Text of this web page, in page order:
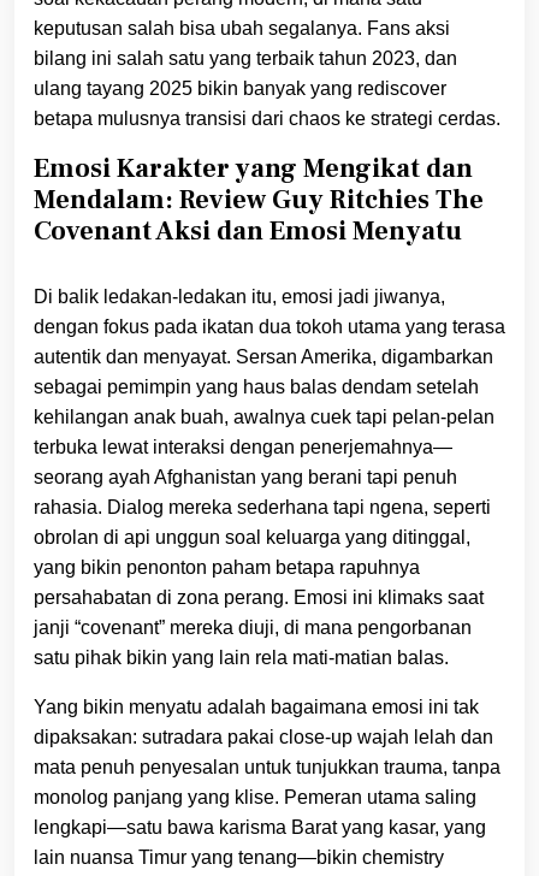
keputusan salah bisa ubah segalanya. Fans aksi
bilang ini salah satu yang terbaik tahun 2023, dan
ulang tayang 2025 bikin banyak yang rediscover
betapa mulusnya transisi dari chaos ke strategi cerdas.
Emosi Karakter yang Mengikat dan
Mendalam: Review Guy Ritchies The
Covenant Aksi dan Emosi Menyatu
Di balik ledakan-ledakan itu, emosi jadi jiwanya,
dengan fokus pada ikatan dua tokoh utama yang terasa
autentik dan menyayat. Sersan Amerika, digambarkan
sebagai pemimpin yang haus balas dendam setelah
kehilangan anak buah, awalnya cuek tapi pelan-pelan
terbuka lewat interaksi dengan penerjemahnya—
seorang ayah Afghanistan yang berani tapi penuh
rahasia. Dialog mereka sederhana tapi ngena, seperti
obrolan di api unggun soal keluarga yang ditinggal,
yang bikin penonton paham betapa rapuhnya
persahabatan di zona perang. Emosi ini klimaks saat
janji “covenant” mereka diuji, di mana pengorbanan
satu pihak bikin yang lain rela mati-matian balas.
Yang bikin menyatu adalah bagaimana emosi ini tak
dipaksakan: sutradara pakai close-up wajah lelah dan
mata penuh penyesalan untuk tunjukkan trauma, tanpa
monolog panjang yang klise. Pemeran utama saling
lengkapi—satu bawa karisma Barat yang kasar, yang
lain nuansa Timur yang tenang—bikin chemistry